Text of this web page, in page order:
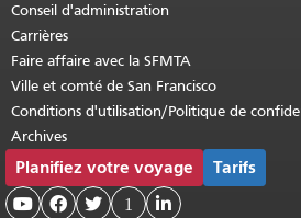
Conseil d'administration
Carrières
Faire affaire avec la SFMTA
Ville et comté de San Francisco
Conditions d'utilisation/Politique de
Archives
Planifiez votre voyage Tarifs
   1 